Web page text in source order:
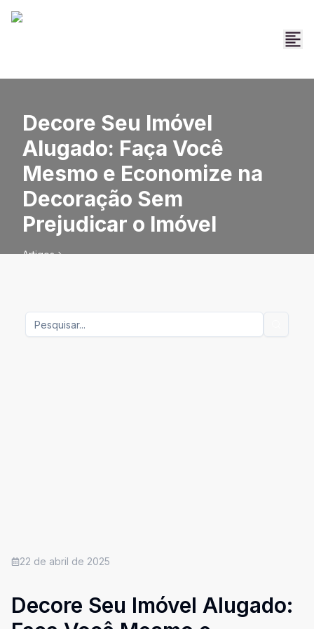
Decore Seu Imóvel
Alugado: Faça Você
Mesmo e Economize na
Decoração Sem
Prejudicar o Imóvel
Artigos
22 de abril de 2025
Decore Seu Imóvel Alugado: